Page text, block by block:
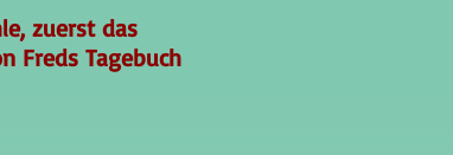
zuerst das
Freds Tagebuch